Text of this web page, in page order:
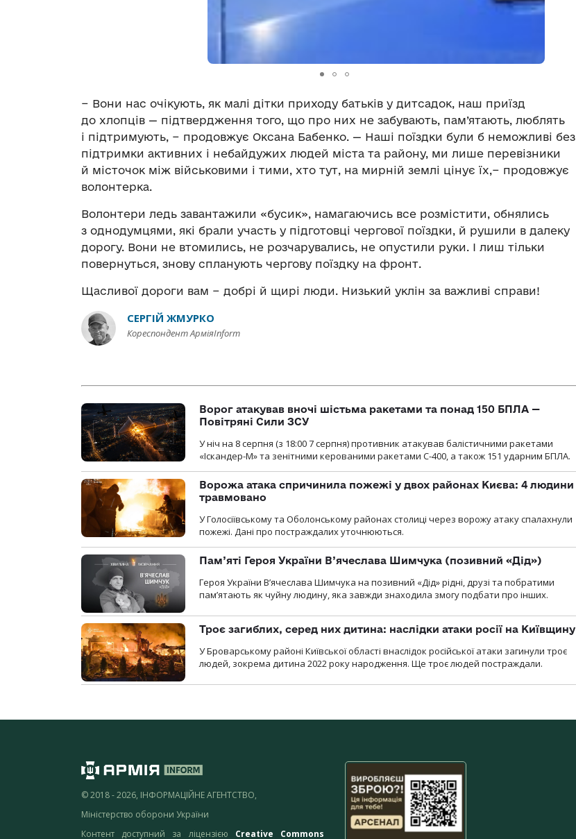
− Вони нас очікують, як малі дітки приходу батьків у дитсадок, наш приїзд
до хлопців — підтвердження того, що про них не забувають, пам’ятають, люблять
і підтримують, − продовжує Оксана Бабенко. — Наші поїздки були б неможливі без
підтримки активних і небайдужих людей міста та району, ми лише перевізники
й місточок між військовими і тими, хто тут, на мирній землі цінує їх,− продовжує
волонтерка.
Волонтери ледь завантажили «бусик», намагаючись все розмістити, обнялись
з однодумцями, які брали участь у підготовці чергової поїздки, й рушили в далеку
дорогу. Вони не втомились, не розчарувались, не опустили руки. І лиш тільки
повернуться, знову спланують чергову поїздку на фронт.
Щасливої дороги вам − добрі й щирі люди. Низький уклін за важливі справи!
СЕРГІЙ ЖМУРКО
Кореспондент АрміяInform
Ворог атакував вночі шістьма ракетами та понад 150 БПЛА —
Повітряні Сили ЗСУ
У ніч на 8 серпня (з 18:00 7 серпня) противник атакував балістичними ракетами
«Іскандер-М» та зенітними керованими ракетами С-400, а також 151 ударним БПЛА.
Ворожа атака спричинила пожежі у двох районах Києва: 4 людини
травмовано
У Голосіївському та Оболонському районах столиці через ворожу атаку спалахнули
пожежі. Дані про постраждалих уточнюються.
Пам’яті Героя України В’ячеслава Шимчука (позивний «Дід»)
Героя України В’ячеслава Шимчука на позивний «Дід» рідні, друзі та побратими
пам’ятають як чуйну людину, яка завжди знаходила змогу подбати про інших.
Троє загиблих, серед них дитина: наслідки атаки росії на Київщину
У Броварському районі Київської області внаслідок російської атаки загинули троє
людей, зокрема дитина 2022 року народження. Ще троє людей постраждали.
© 2018 - 2026, ІНФОРМАЦІЙНЕ АГЕНТСТВО,
Міністерство оборони України
Контент доступний за ліцензією Creative Commons